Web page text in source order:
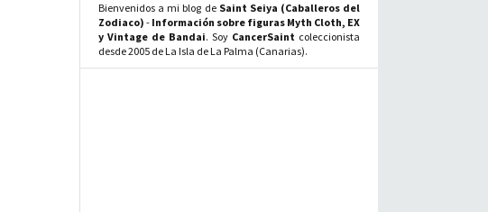
Bienvenidos a mi blog de Saint Seiya (Caballeros del
Zodiaco) - Información sobre figuras Myth Cloth, EX
y Vintage de Bandai. Soy CancerSaint coleccionista
desde 2005 de La Isla de La Palma (Canarias).